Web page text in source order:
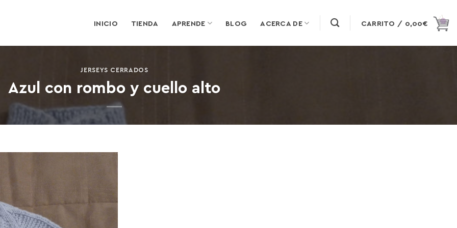
INICIO TIENDA APRENDE BLOG ACERCA DE CARRITO / 0,00€
JERSEYS CERRADOS
Azul con rombo y cuello alto